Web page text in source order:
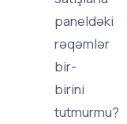
paneldəki
rəqəmlər
bir-
birini
tutmurmu?